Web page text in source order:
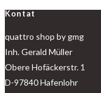
Kontat
quattro shop by gmg
Inh. Gerald Müller
Obere Hofäckerstr. 1
D-97840 Hafenlohr